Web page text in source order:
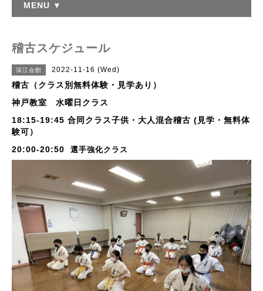
MENU ▼
稽古スケジュール
深江会館 2022-11-16 (Wed)
稽古（クラス別無料体験・見学あり）
神戸教室 水曜日クラス
18:15-19:45 合同クラス子供・大人混合稽古 (見学・無料体
験可）
20:00-20:50 選手強化クラス